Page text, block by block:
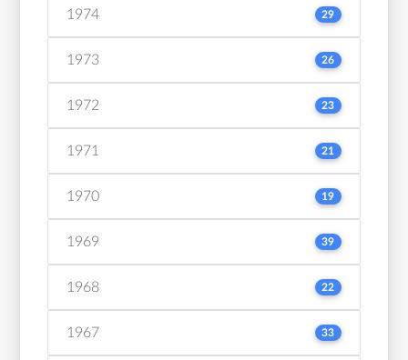
1974 29
1973 26
1972 23
1971 21
1970 19
1969 39
1968 22
1967 33